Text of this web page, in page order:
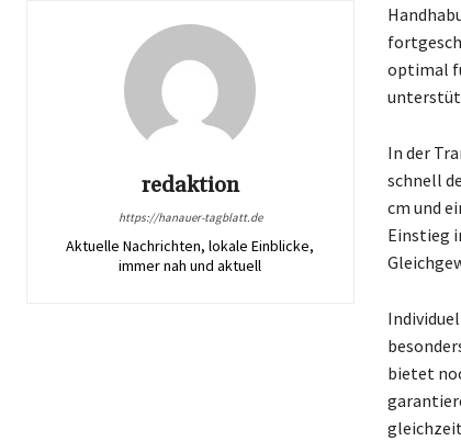
redaktion
https://hanauer-tagblatt.de
Aktuelle Nachrichten, lokale Einblicke,
immer nah und aktuell
optimal
In der
schnell
cm und
Einstieg
bietet